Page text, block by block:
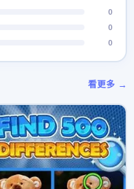
0
0
0
看更多 →